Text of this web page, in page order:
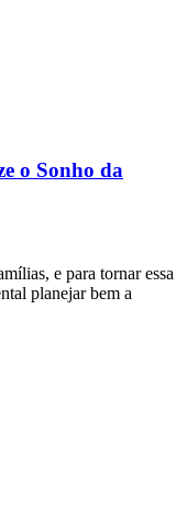
o Sonho da
e para tornar essa
planejar bem a